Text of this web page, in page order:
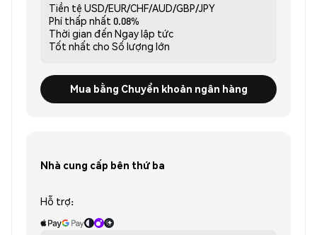
Tiền tệ USD/EUR/CHF/AUD/GBP/JPY
Phí thấp nhất 0.08%
Thời gian đến Ngay lập tức
Tốt nhất cho Số lượng lớn
Mua bằng Chuyển khoản ngân hàng
Nhà cung cấp bên thứ ba
Hỗ trợ: